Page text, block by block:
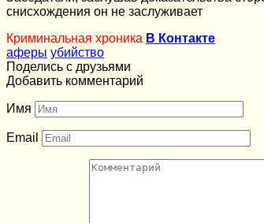
снисхождения он не заслуживает
Криминальная хроника В Контакте
аферы убийство
Поделись с друзьями
Добавить комментарий
Имя
Email